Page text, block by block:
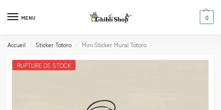
MENU 0
Accueil / Sticker Totoro / Mini Sticker Mural Totoro
RUPTURE DE STOCK